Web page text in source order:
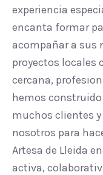
experiencia
encanta formar
acompañar a sus
proyectos locales
cercana,
hemos
muchos clientes
nosotros para
Artesa de Lleida
activa,